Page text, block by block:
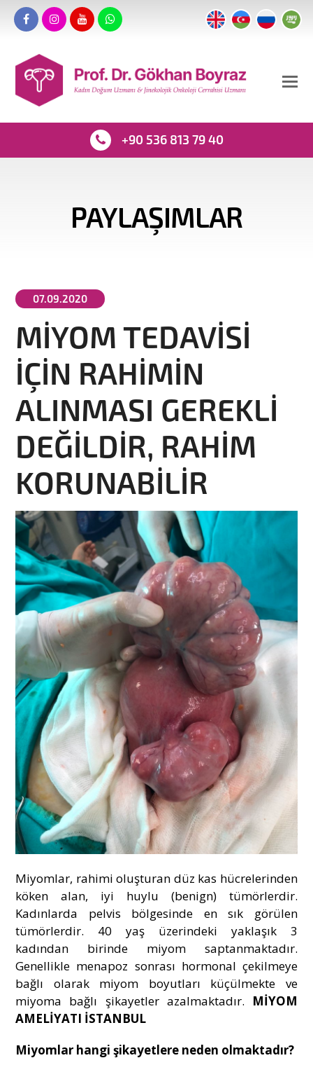
+90 536 813 79 40
PAYLAŞIMLAR
07.09.2020
MİYOM TEDAVİSİ
İÇİN RAHİMİN
ALINMASI GEREKLİ
DEĞİLDİR, RAHİM
KORUNABİLİR
Miyomlar, rahimi oluşturan düz kas hücrelerinden
köken alan, iyi huylu (benign) tümörlerdir.
Kadınlarda pelvis bölgesinde en sık görülen
tümörlerdir. 40 yaş üzerindeki yaklaşık 3
kadından birinde miyom saptanmaktadır.
Genellikle menapoz sonrası hormonal çekilmeye
bağlı olarak miyom boyutları küçülmekte ve
miyoma bağlı şikayetler azalmaktadır.
MİYOM
AMELİYATI İSTANBUL
Miyomlar hangi şikayetlere neden olmaktadır?